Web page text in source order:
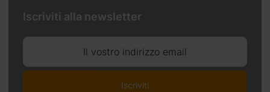
Iscriviti alla newsletter
Il vostro indirizzo email
Iscriviti